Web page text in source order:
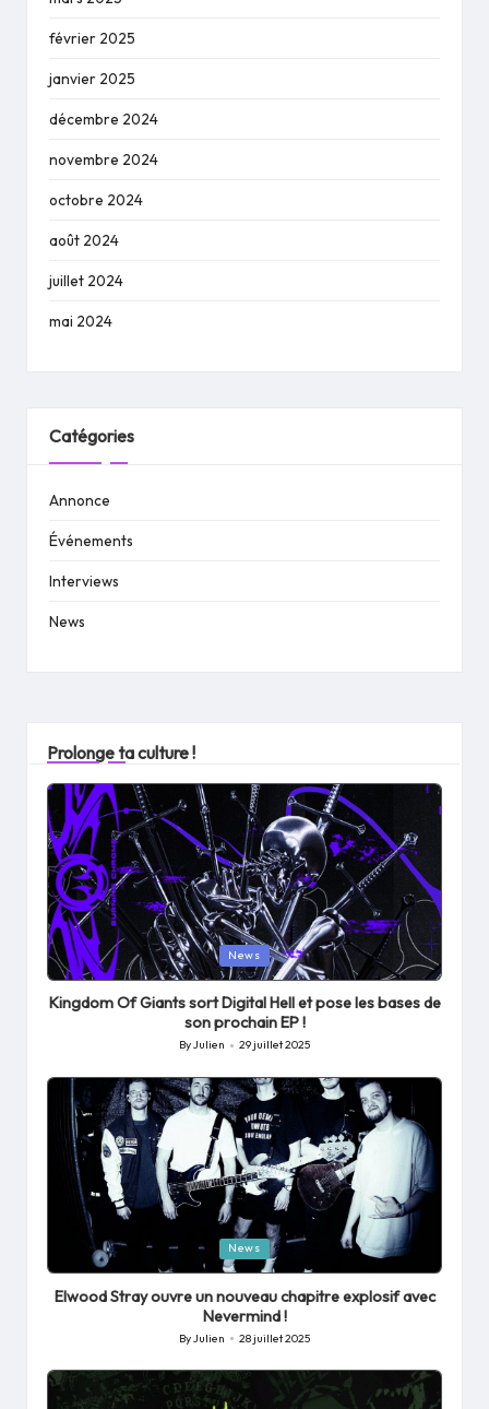
février 2025
janvier 2025
décembre 2024
novembre 2024
octobre 2024
août 2024
juillet 2024
mai 2024
Catégories
Annonce
Événements
Interviews
News
Prolonge ta culture !
Posted
in
News
Kingdom Of Giants sort Digital Hell et pose les bases de
son prochain EP !
Posted
ByJulien 29 juillet 2025
Posted
in
News
Elwood Stray ouvre un nouveau chapitre explosif avec
Nevermind !
Posted
ByJulien 28 juillet 2025